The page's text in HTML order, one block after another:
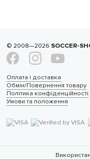
© 2008—2026 SOCCER-
Оплата і доставка
Обмін/Повернення товару
Політика конфіденційності
Умови та положення